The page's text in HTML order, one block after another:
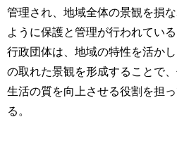
管理され、地域全体の景観を損
ように保護と管理が行われてい
行政団体は、地域の特性を活か
の取れた景観を形成することで
生活の質を向上させる役割を担
る。